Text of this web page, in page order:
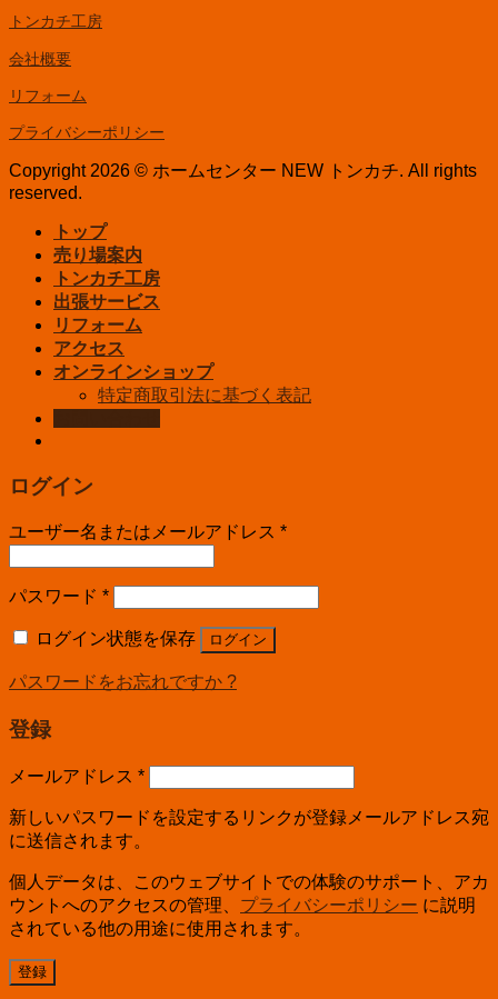
トンカチ工房
会社概要
リフォーム
プライバシーポリシー
Copyright 2026 © ホームセンター NEW トンカチ. All rights
reserved.
トップ
売り場案内
トンカチ工房
出張サービス
リフォーム
アクセス
オンラインショップ
特定商取引法に基づく表記
ログイン
ユーザー名またはメールアドレス *
パスワード *
ログイン状態を保存 ログイン
パスワードをお忘れですか ?
登録
メールアドレス *
新しいパスワードを設定するリンクが登録メールアドレス宛
に送信されます。
個人データは、このウェブサイトでの体験のサポート、アカ
ウントへのアクセスの管理、 プライバシーポリシー に説明
されている他の用途に使用されます。
登録